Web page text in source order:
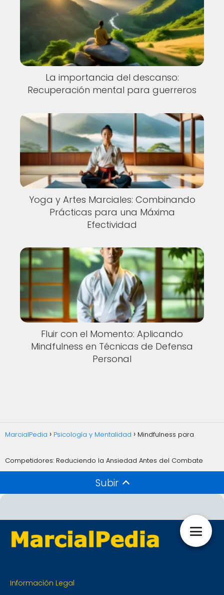
La importancia del descanso:
Recuperación mental para guerreros
Yoga y Artes Marciales: Combinando
Prácticas para una Máxima
Efectividad
Fluir con el Momento: Aplicando
Mindfulness en Técnicas de Defensa
Personal
MarcialPedia Psicología y Mentalidad Mindfulness para
Competidores: Reduciendo la Ansiedad Antes del Combate
Subir
Información Legal